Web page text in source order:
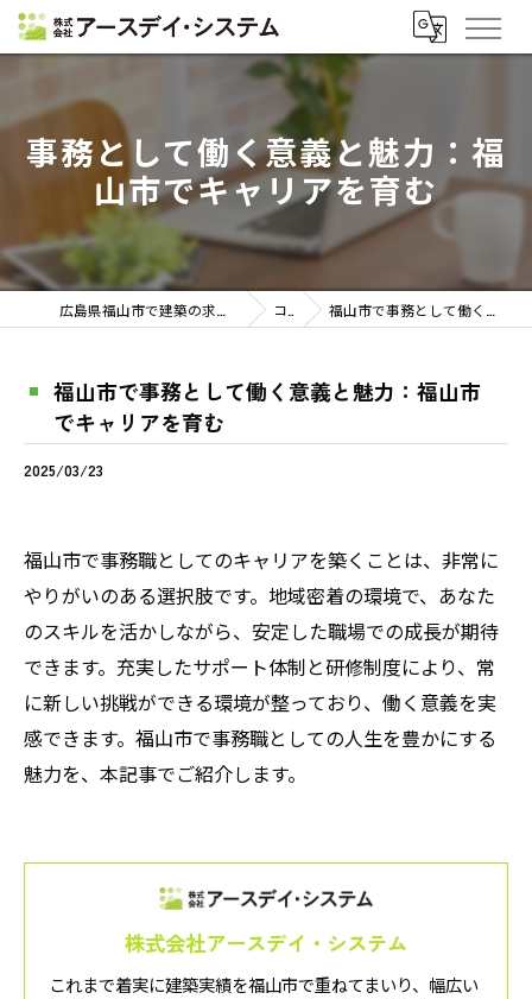
事務として働く意義と魅力：福
山市でキャリアを育む
広島県福山市で建築の求人なら株式会社アースデイ・システム コラム 福山市で事務として働く意義と魅力：福山市でキャリアを育む
福山市で事務として働く意義と魅力：福山市
でキャリアを育む
2025/03/23
福山市で事務職としてのキャリアを築くことは、非常に
やりがいのある選択肢です。地域密着の環境で、あなた
のスキルを活かしながら、安定した職場での成長が期待
できます。充実したサポート体制と研修制度により、常
に新しい挑戦ができる環境が整っており、働く意義を実
感できます。福山市で事務職としての人生を豊かにする
魅力を、本記事でご紹介します。
株式会社アースデイ・システム
これまで着実に建築実績を福山市で重ねてまいり、幅広い